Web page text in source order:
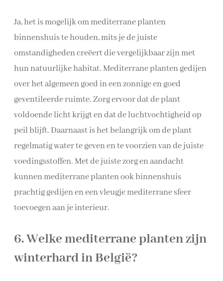
Ja, het is mogelijk om mediterrane planten
binnenshuis te houden, mits je de juiste
omstandigheden creëert die vergelijkbaar zijn met
hun natuurlijke habitat. Mediterrane planten gedijen
over het algemeen goed in een zonnige en goed
geventileerde ruimte. Zorg ervoor dat de plant
voldoende licht krijgt en dat de luchtvochtigheid op
peil blijft. Daarnaast is het belangrijk om de plant
regelmatig water te geven en te voorzien van de juiste
voedingsstoffen. Met de juiste zorg en aandacht
kunnen mediterrane planten ook binnenshuis
prachtig gedijen en een vleugje mediterrane sfeer
toevoegen aan je interieur.
6. Welke mediterrane planten zijn
winterhard in België?